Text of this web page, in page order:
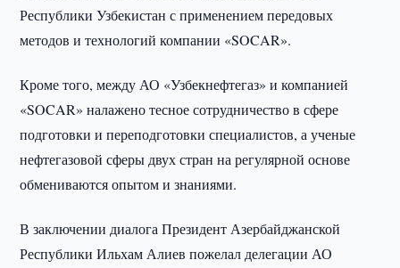
Республики Узбекистан с применением передовых
методов и технологий компании «SOCAR».
Кроме того, между АО «Узбекнефтегаз» и компанией
«SOCAR» налажено тесное сотрудничество в сфере
подготовки и переподготовки специалистов, а ученые
нефтегазовой сферы двух стран на регулярной основе
обмениваются опытом и знаниями.
В заключении диалога Президент Азербайджанской
Республики Ильхам Алиев пожелал делегации АО